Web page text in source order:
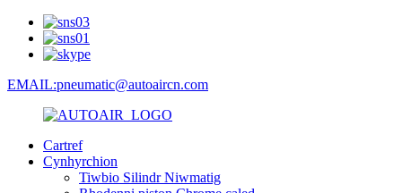
EMAIL:pneumatic@autoaircn.com
Cartref
Cynhyrchion
Tiwbio Silindr Niwmatig